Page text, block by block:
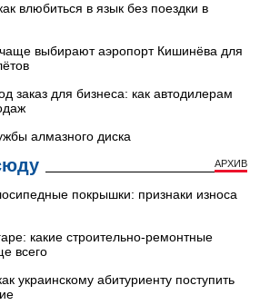
влюбиться в язык без поездки в
выбирают аэропорт Кишинёва для
заказ для бизнеса: как автодилерам
алмазного диска
АРХИВ
покрышки: признаки износа
какие строительно-ремонтные
всего
украинскому абитуриенту поступить